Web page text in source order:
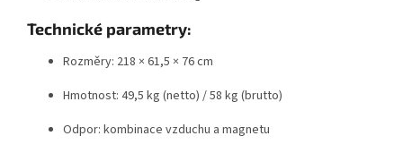
Technické parametry:
Rozměry: 218 × 61,5 × 76 cm
Hmotnost: 49,5 kg (netto) / 58 kg (brutto)
Odpor: kombinace vzduchu a magnetu